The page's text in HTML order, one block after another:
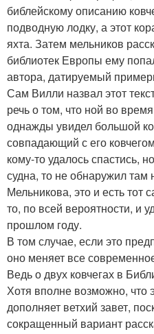
библейскому описанию
подводную лодку, а этот
яхта. Затем мельников
библиотек Европы ему
автора, датируемый
Сам Вилли назвал этот
речь о том, что ной во
однажды увидел большой
совпадающий с его
кому-то удалось спастись,
судна, то не обнаружил
Мельникова, это и есть тот
то, по всей вероятности, и
прошлом году.
В том случае, если это
оно меняет все
Ведь о двух ковчегах в
Хотя вполне возможно, что
дополняет ветхий завет,
сокращенный вариант